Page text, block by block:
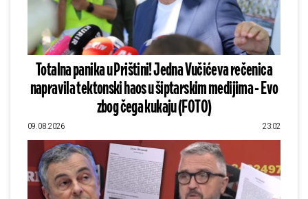
Totalna panika u Prištini! Jedna Vučićeva rečenica
napravila tektonski haos u šiptarskim medijima - Evo
zbog čega kukaju (FOTO)
09.08.2026 23:02